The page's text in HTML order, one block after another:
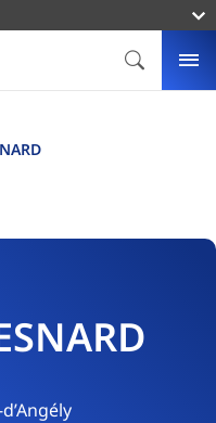
BUSCAR